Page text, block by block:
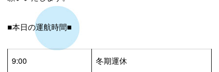
■本日の運航時間■
9:00 冬期運休